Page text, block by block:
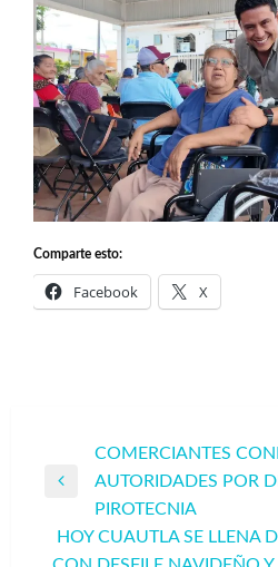
Comparte esto:
Facebook X
Navegación
de
entradas
Entrada
anterior
COMERCIANTES
AUTORIDADES POR
PIROTECNIA
HOY CUAUTLA SE LLENA